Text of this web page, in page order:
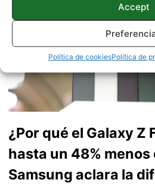
Accept
Política de cookiesPolítica de
¿Por qué el Galaxy Z
hasta un 48% menos
Samsung aclara la